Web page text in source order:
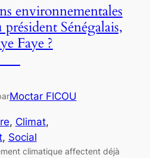
environnementales
Sénégalais,
Faye ?
Moctar FICOU
, Climat
, Social
climatique affectent déjà